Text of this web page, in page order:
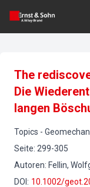
The
Die
langen
Topics -
Seite: 299-305
Autoren: Fellin,
DOI : 10.1002/